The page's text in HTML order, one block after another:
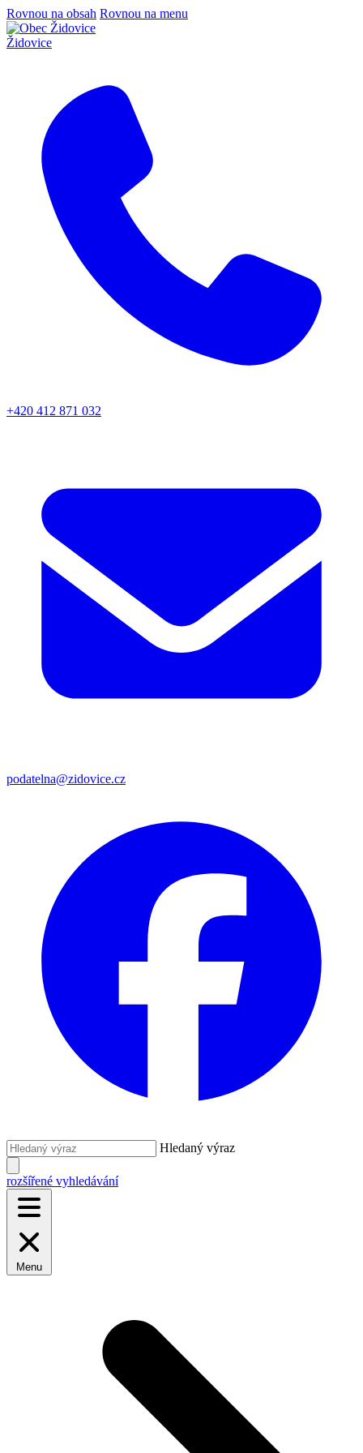
Rovnou na obsah Rovnou na menu
Židovice
+420 412 871 032
podatelna@zidovice.cz
Hledaný výraz
rozšířené vyhledávání
Menu